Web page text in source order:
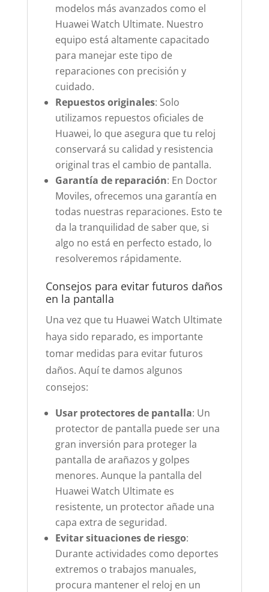
modelos más avanzados como el
Huawei Watch Ultimate. Nuestro
equipo está altamente capacitado
para manejar este tipo de
reparaciones con precisión y
cuidado.
Repuestos originales: Solo
utilizamos repuestos oficiales de
Huawei, lo que asegura que tu reloj
conservará su calidad y resistencia
original tras el cambio de pantalla.
Garantía de reparación: En Doctor
Moviles, ofrecemos una garantía en
todas nuestras reparaciones. Esto te
da la tranquilidad de saber que, si
algo no está en perfecto estado, lo
resolveremos rápidamente.
Consejos para evitar futuros daños
en la pantalla
Una vez que tu Huawei Watch Ultimate
haya sido reparado, es importante
tomar medidas para evitar futuros
daños. Aquí te damos algunos
consejos:
Usar protectores de pantalla: Un
protector de pantalla puede ser una
gran inversión para proteger la
pantalla de arañazos y golpes
menores. Aunque la pantalla del
Huawei Watch Ultimate es
resistente, un protector añade una
capa extra de seguridad.
Evitar situaciones de riesgo:
Durante actividades como deportes
extremos o trabajos manuales,
procura mantener el reloj en un